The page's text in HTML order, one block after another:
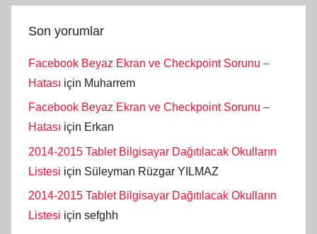
Son yorumlar
Facebook Beyaz Ekran ve Checkpoint Sorunu –
Hatası için Muharrem
Facebook Beyaz Ekran ve Checkpoint Sorunu –
Hatası için Erkan
2014-2015 Tablet Bilgisayar Dağıtılacak Okulların
Listesi için Süleyman Rüzgar YILMAZ
2014-2015 Tablet Bilgisayar Dağıtılacak Okulların
Listesi için sefghh